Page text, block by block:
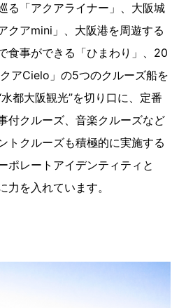
る「アクアライナー」、大阪城
クアmini」、大阪港を周遊する
食事ができる「ひまわり」、20
アCielo」の5つのクルーズ船を
都大阪観光”を切り口に、定番
付クルーズ、音楽クルーズなど
トクルーズも積極的に実施する
ポレートアイデンティティと
力を入れています。